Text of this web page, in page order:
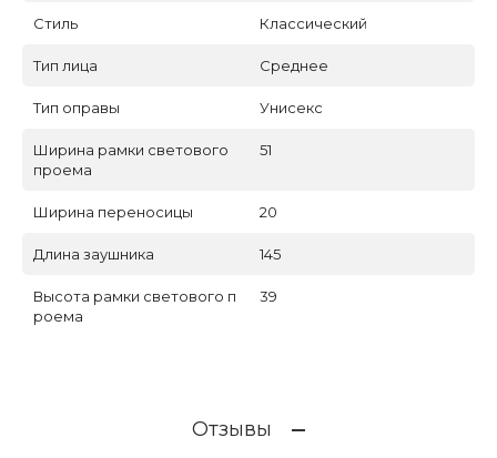
Стиль Классический
Тип лица Среднее
Тип оправы Унисекс
Ширина рамки светового
проема
51
Ширина переносицы 20
Длина заушника 145
Высота рамки светового п
роема
39
Отзывы